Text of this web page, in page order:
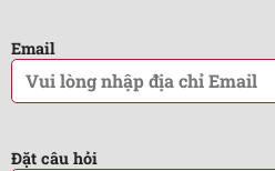
Email
Đặt câu hỏi